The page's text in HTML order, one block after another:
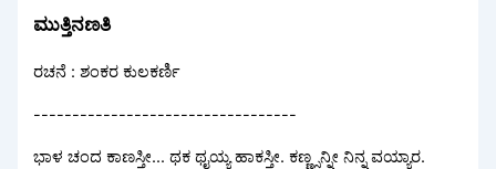
ಮುತ್ತಿನಣತಿ
ರಚನೆ : ಶಂಕರ ಕುಲಕರ್ಣಿ
----------------------------------
ಭಾಳ ಚಂದ ಕಾಣಸ್ತೀ... ಥಕ ಥೖಯ್ಯ ಹಾಕಸ್ತೀ. ಕಣ್ಣ್ಸನ್ನೀ ನಿನ್ನ ವಯ್ಯಾರ.